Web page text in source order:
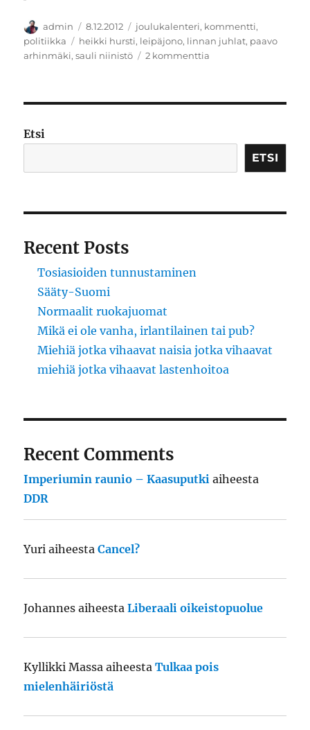
Kirjoittaja
admin Julkaistu
8.12.2012 Kategoriat
joulukalenteri, kommentti,
politiikka
Avainsanat
heikki hursti, leipäjono, linnan juhlat, paavo
arhinmäki,sauli niinistö 2 kommenttia
Etsi
ETSI
Recent Posts
Tosiasioiden tunnustaminen
Sääty-Suomi
Normaalit ruokajuomat
Mikä ei ole vanha, irlantilainen tai pub?
Miehiä jotka vihaavat naisia jotka vihaavat
miehiä jotka vihaavat lastenhoitoa
Recent Comments
Imperiumin raunio – Kaasuputki aiheesta
DDR
Yuri aiheestaCancel?
Johannes aiheestaLiberaali oikeistopuolue
Kyllikki Massa aiheestaTulkaa pois
mielenhäiriöstä